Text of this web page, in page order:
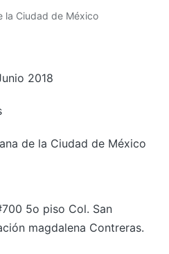
la Ciudad de México
2018
de la Ciudad de México
5o piso Col. San
magdalena Contreras.